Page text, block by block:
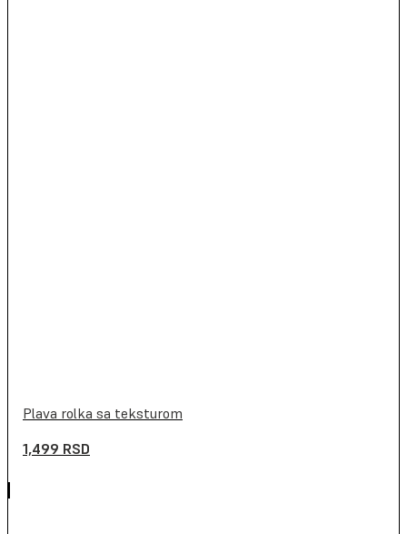
Plava rolka sa teksturom
1,499 RSD